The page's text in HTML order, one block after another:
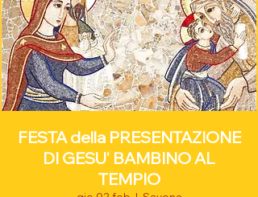
FESTA della PRESENTAZIONE
DI GESU' BAMBINO AL
TEMPIO